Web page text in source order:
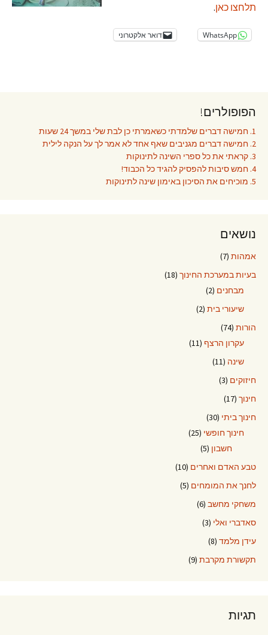
תלחצו כאן.
WhatsApp דואר אלקטרוני
הפופולרים!
1. חמישה דברים שלמדתי כשאמרתי כן לבת שלי במשך 24 שעות
2. חמישה דברים מגניבים שאף אחד לא אמר לך על הנקה לילית
3. קראתי את כל ספרי השינה לתינוקות
4. חמש סיבות להפסיק להגיד כל הכבוד!
5. מוכיחים את הסיכון באימון שינה לתינוקות
נושאים
אמהות (7)
בעיות במערכת החינוך (18)
מבחנים (2)
שיעורי בית (2)
הורות (74)
עקרון הרצף (11)
שינה (11)
חיזוקים (3)
חינוך (17)
חינוך ביתי (30)
חינוך חופשי (25)
חשבון (5)
טבע האדם ואחרים (10)
לחנך את המומחים (5)
משחקי מחשב (6)
סאדברי ואלי (3)
עידן מלמד (8)
תקשורת מקרבת (9)
תגיות